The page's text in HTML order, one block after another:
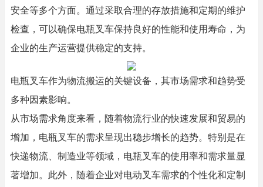
安全等多个方面。通过采取合理的存放措施和定期的维护
检查，可以确保电瓶叉车保持良好的性能和使用寿命，为
企业的生产运营提供稳定的支持。
电瓶叉车作为物流搬运的关键设备，其市场需求和趋势受
多种因素影响。
从市场需求角度来看，随着物流行业的快速发展和贸易的
增加，电瓶叉车的需求呈现出稳步增长的趋势。特别是在
快递物流、制造业等领域，电瓶叉车的使用率和需求量显
著增加。此外，随着企业对电动叉车需求的个性化和定制